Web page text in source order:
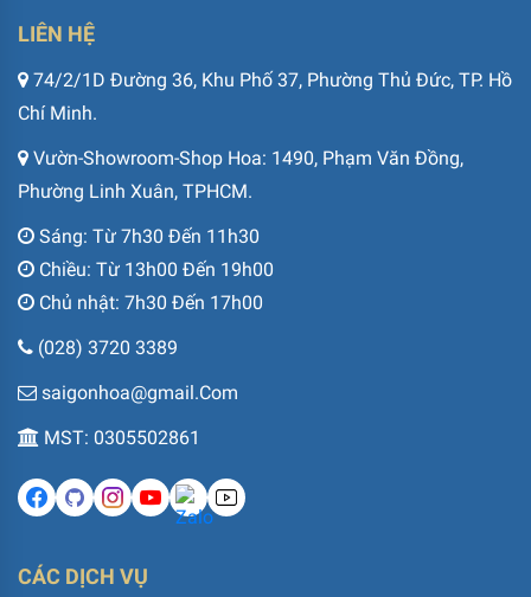
LIÊN HỆ
74/2/1D Đường 36, Khu Phố 37, Phường Thủ Đức, TP. Hồ
Chí Minh.
Vườn-Showroom-Shop Hoa: 1490, Phạm Văn Đồng,
Phường Linh Xuân, TPHCM.
Sáng: Từ 7h30 Đến 11h30
Chiều: Từ 13h00 Đến 19h00
Chủ nhật: 7h30 Đến 17h00
(028) 3720 3389
saigonhoa@gmail.Com
MST: 0305502861
CÁC DỊCH VỤ